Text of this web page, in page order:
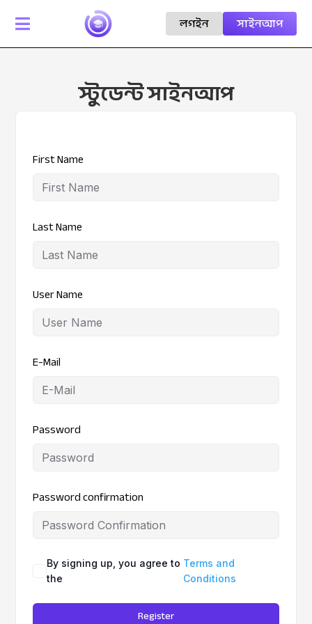
 সাইনআপ
লগইন
স্টুডেন্ট সাইনআপ
First Name
Last Name
User Name
E-Mail
Password
Password confirmation
By signing up, you agree to
the
Terms and
Conditions
Register